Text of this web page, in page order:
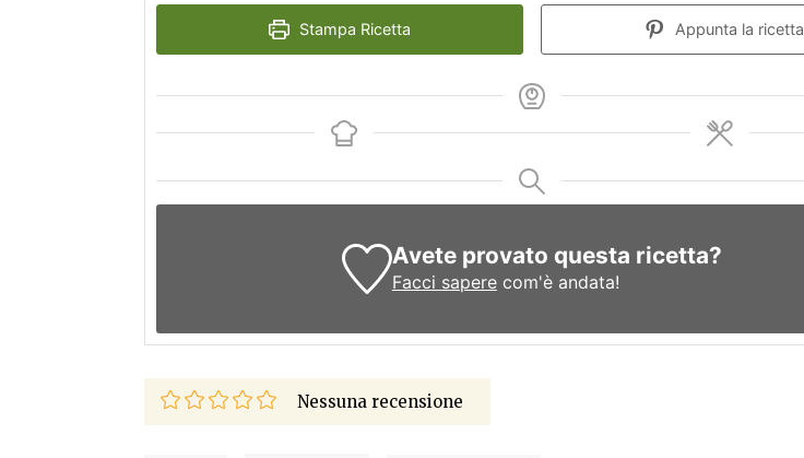
Stampa Ricetta Appunta la ricetta
Avete provato questa ricetta?
Facci saperecom'è andata!
Nessuna recensione